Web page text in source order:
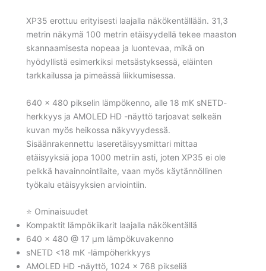
XP35 erottuu erityisesti laajalla näkökentällään. 31,3
metrin näkymä 100 metrin etäisyydellä tekee maaston
skannaamisesta nopeaa ja luontevaa, mikä on
hyödyllistä esimerkiksi metsästyksessä, eläinten
tarkkailussa ja pimeässä liikkumisessa.
640 × 480 pikselin lämpökenno, alle 18 mK sNETD-
herkkyys ja AMOLED HD -näyttö tarjoavat selkeän
kuvan myös heikossa näkyvyydessä.
Sisäänrakennettu laseretäisyysmittari mittaa
etäisyyksiä jopa 1000 metriin asti, joten XP35 ei ole
pelkkä havainnointilaite, vaan myös käytännöllinen
työkalu etäisyyksien arviointiin.
⭐ Ominaisuudet
Kompaktit lämpökiikarit laajalla näkökentällä
640 × 480 @ 17 µm lämpökuvakenno
sNETD <18 mK -lämpöherkkyys
AMOLED HD -näyttö, 1024 × 768 pikseliä